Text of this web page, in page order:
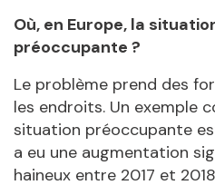
Où, en Europe, la
préoccupante ?
Le problème prend des
les endroits. Un exemple
situation préoccupante
a eu une augmentation
haineux entre 2017 et